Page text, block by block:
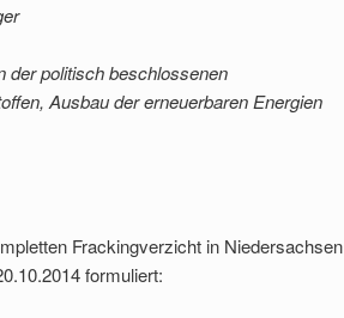
der politisch beschlossenen
Ausbau der erneuerbaren Energien
Frackingverzicht in Niedersachsen
formuliert: